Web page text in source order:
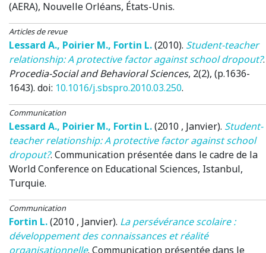
(AERA), Nouvelle Orléans, États-Unis.
Articles de revue
Lessard A., Poirier M., Fortin L.(2010). Student-teacher
relationship: A protective factor against school dropout?.
Procedia-Social and Behavioral Sciences, 2(2), (p.1636-
1643). doi: 10.1016/j.sbspro.2010.03.250.
Communication
Lessard A., Poirier M., Fortin L.(2010 , Janvier). Student-
teacher relationship: A protective factor against school
dropout?. Communication présentée dans le cadre de la
World Conference on Educational Sciences, Istanbul,
Turquie.
Communication
Fortin L.(2010 , Janvier). La persévérance scolaire :
développement des connaissances et réalité
organisationnelle. Communication présentée dans le